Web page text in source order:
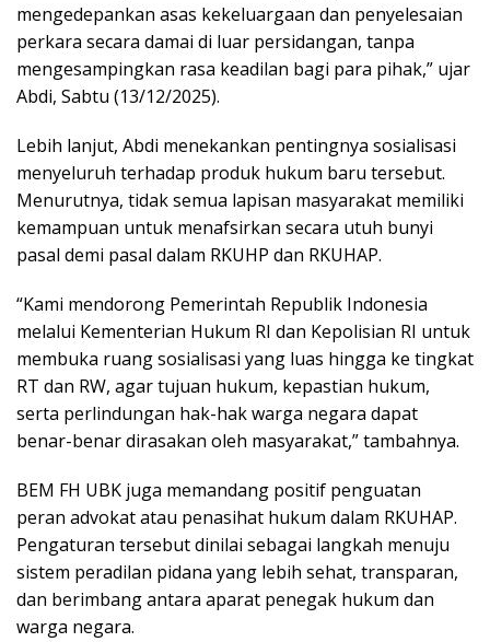
mengedepankan asas kekeluargaan dan penyelesaian
perkara secara damai di luar persidangan, tanpa
mengesampingkan rasa keadilan bagi para pihak,” ujar
Abdi, Sabtu (13/12/2025).
Lebih lanjut, Abdi menekankan pentingnya sosialisasi
menyeluruh terhadap produk hukum baru tersebut.
Menurutnya, tidak semua lapisan masyarakat memiliki
kemampuan untuk menafsirkan secara utuh bunyi
pasal demi pasal dalam RKUHP dan RKUHAP.
“Kami mendorong Pemerintah Republik Indonesia
melalui Kementerian Hukum RI dan Kepolisian RI untuk
membuka ruang sosialisasi yang luas hingga ke tingkat
RT dan RW, agar tujuan hukum, kepastian hukum,
serta perlindungan hak-hak warga negara dapat
benar-benar dirasakan oleh masyarakat,” tambahnya.
BEM FH UBK juga memandang positif penguatan
peran advokat atau penasihat hukum dalam RKUHAP.
Pengaturan tersebut dinilai sebagai langkah menuju
sistem peradilan pidana yang lebih sehat, transparan,
dan berimbang antara aparat penegak hukum dan
warga negara.